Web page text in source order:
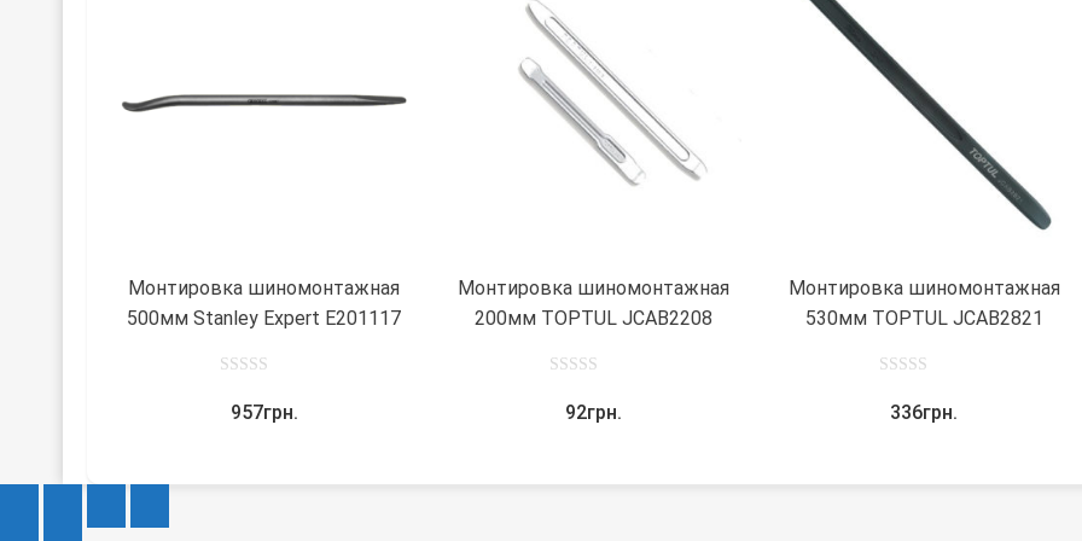
Монтировка шиномонтажная
500мм Stanley Expert E201117
out
957грн.
Монтировка шиномонтажная
200мм TOPTUL JCAB2208
out92грн.
Монтировка шиномонтажная
530мм TOPTUL JCAB2821
out
336грн.